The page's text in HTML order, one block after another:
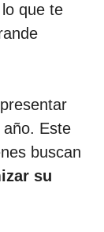
que te
Este
buscan
su